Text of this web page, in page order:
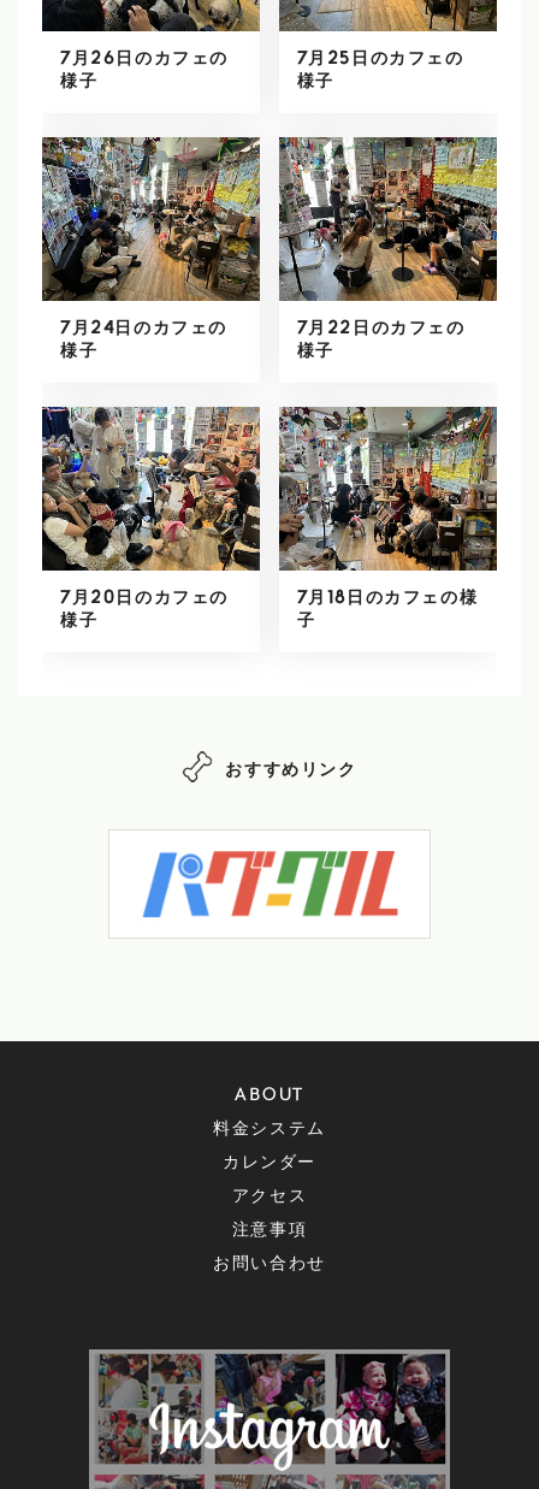
7月26日のカフェの
様子
7月25日のカフェの
様子
7月24日のカフェの
様子
7月22日のカフェの
様子
7月20日のカフェの
様子
7月18日のカフェの様
子
おすすめリンク
ABOUT
料金システム
カレンダー
アクセス
注意事項
お問い合わせ